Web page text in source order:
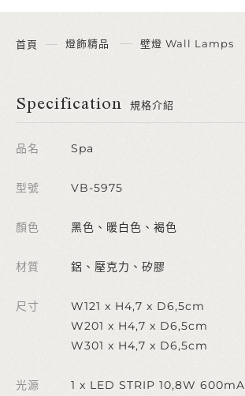
首頁 燈飾精品 壁燈 Wall Lamps
Specification 規格介紹
品名 Spa
型號 VB-5975
顏色 黑色、暖白色、褐色
材質 鋁、壓克力、矽膠
尺寸
W121 x H4,7 x D6,5cm
W201 x H4,7 x D6,5cm
W301 x H4,7 x D6,5cm
光源
1 x LED STRIP 10,8W 600mA